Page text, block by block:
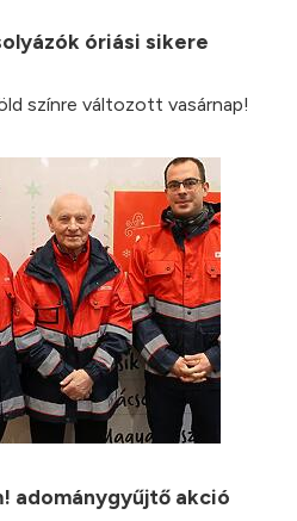
óriási sikere
színre változott vasárnap!
adománygyűjtő akció